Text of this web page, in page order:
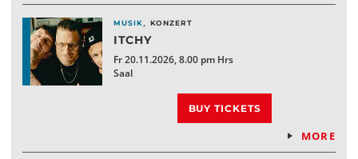
MUSIK, KONZERT
ITCHY
Fr 20.11.2026, 8.00 pm Hrs
Saal
MORE
BUY TICKETS